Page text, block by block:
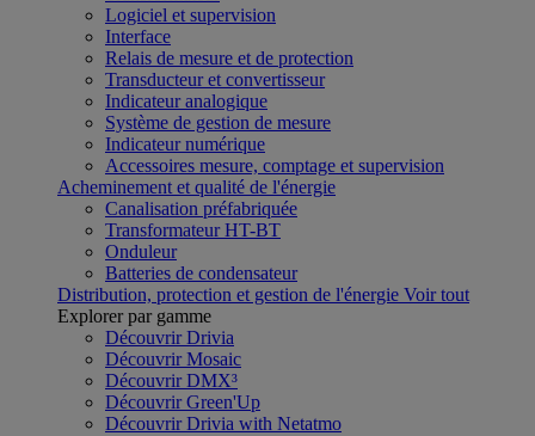
Logiciel et supervision
Interface
Relais de mesure et de protection
Transducteur et convertisseur
Indicateur analogique
Système de gestion de mesure
Indicateur numérique
Accessoires mesure, comptage et supervision
Acheminement et qualité de l'énergie
Canalisation préfabriquée
Transformateur HT-BT
Onduleur
Batteries de condensateur
Distribution, protection et gestion de l'énergie Voir tout
Explorer par gamme
Découvrir Drivia
Découvrir Mosaic
Découvrir DMX³
Découvrir Green'Up
Découvrir Drivia with Netatmo